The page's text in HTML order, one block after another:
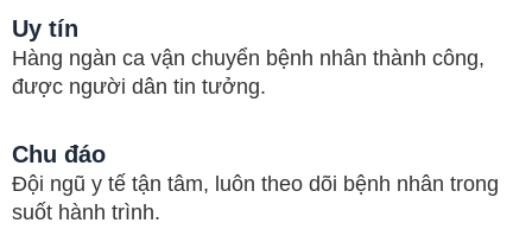
Uy tín
Hàng ngàn ca vận chuyển bệnh nhân thành công,
được người dân tin tưởng.
Chu đáo
Đội ngũ y tế tận tâm, luôn theo dõi bệnh nhân trong
suốt hành trình.